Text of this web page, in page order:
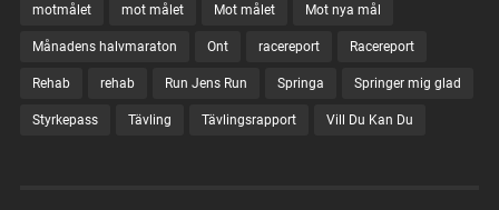
motmålet mot målet Mot målet Mot nya mål
Månadens halvmaraton Ont racereport Racereport
Rehab rehab Run Jens Run Springa Springer mig glad
Styrkepass Tävling Tävlingsrapport Vill Du Kan Du